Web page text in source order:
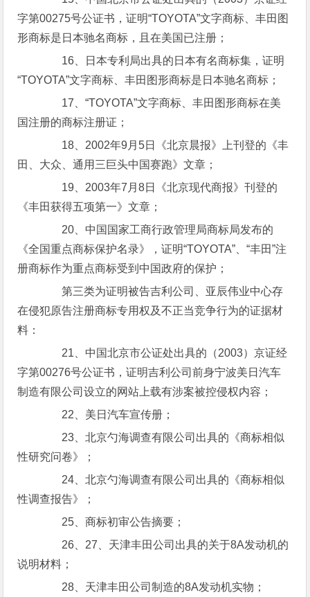
字第00275号公证书，证明“TOYOTA”文字商标、丰田图
形商标是日本驰名商标，且在美国已注册；
16、日本专利局出具的日本有名商标集，证明
“TOYOTA”文字商标、丰田图形商标是日本驰名商标；
17、“TOYOTA”文字商标、丰田图形商标在美
国注册的商标注册证；
18、2002年9月5日《北京晨报》上刊登的《丰
田、大众、通用三巨头中国赛跑》文章；
19、2003年7月8日《北京现代商报》刊登的
《丰田获得五项第一》文章；
20、中国国家工商行政管理局商标局发布的
《全国重点商标保护名录》，证明“TOYOTA”、“丰田”注
册商标作为重点商标受到中国政府的保护；
第三类为证明被告吉利公司、亚辰伟业中心存
在侵犯原告注册商标专用权及不正当竞争行为的证据材
料：
21、中国北京市公证处出具的（2003）京证经
字第00276号公证书，证明吉利公司前身宁波美日汽车
制造有限公司设立的网站上载有涉案被控侵权内容；
22、美日汽车宣传册；
23、北京勺海调查有限公司出具的《商标相似
性研究问卷》；
24、北京勺海调查有限公司出具的《商标相似
性调查报告》；
25、商标初审公告摘要；
26、27、天津丰田公司出具的关于8A发动机的
说明材料；
28、天津丰田公司制造的8A发动机实物；